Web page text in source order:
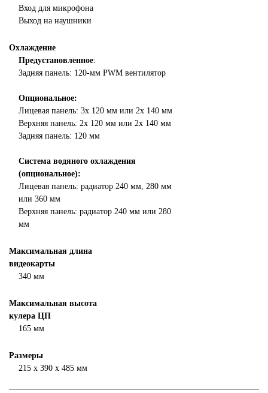
Вход для микрофона
Выход на наушники
Охлаждение
Предустановленное:
Задняя панель: 120-мм PWM вентилятор
Опциональное:
Лицевая панель: 3x 120 мм или 2x 140 мм
Верхняя панель: 2x 120 мм или 2x 140 мм
Задняя панель: 120 мм
Система водяного охлаждения
(опциональное):
Лицевая панель: радиатор 240 мм, 280 мм
или 360 мм
Верхняя панель: радиатор 240 мм или 280
мм
Максимальная длина
видеокарты
340 мм
Максимальная высота
кулера ЦП
165 мм
Размеры
215 х 390 х 485 мм